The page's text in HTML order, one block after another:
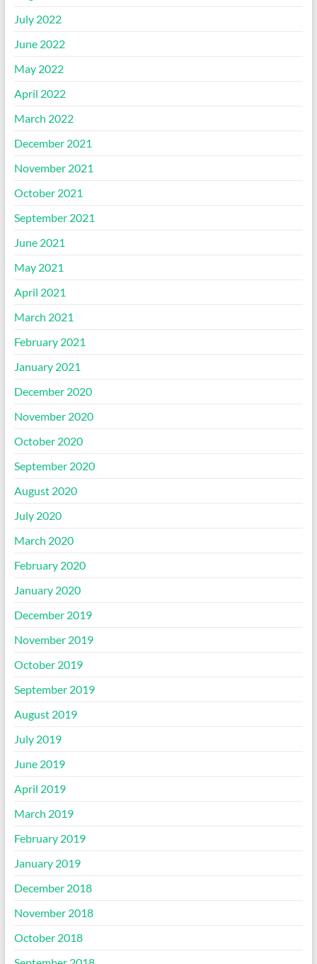
July 2022
June 2022
May 2022
April 2022
March 2022
December 2021
November 2021
October 2021
September 2021
June 2021
May 2021
April 2021
March 2021
February 2021
January 2021
December 2020
November 2020
October 2020
September 2020
August 2020
July 2020
March 2020
February 2020
January 2020
December 2019
November 2019
October 2019
September 2019
August 2019
July 2019
June 2019
April 2019
March 2019
February 2019
January 2019
December 2018
November 2018
October 2018